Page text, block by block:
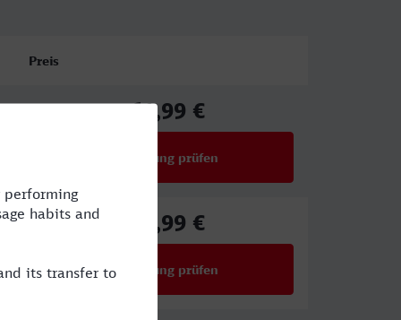
Preis
61,99 €
Verbindung prüfen
61,99 €
Verbindung prüfen